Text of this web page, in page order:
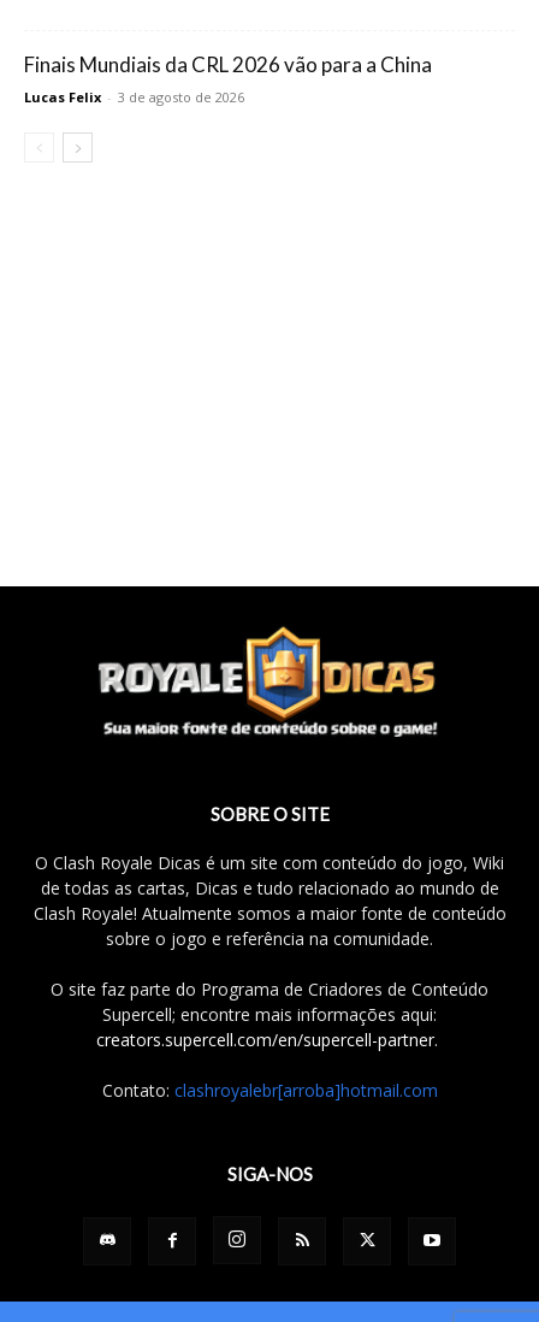
Finais Mundiais da CRL 2026 vão para a China
Lucas Felix - 3 de agosto de 2026
SOBRE O SITE
O Clash Royale Dicas é um site com conteúdo do jogo, Wiki
de todas as cartas, Dicas e tudo relacionado ao mundo de
Clash Royale! Atualmente somos a maior fonte de conteúdo
sobre o jogo e referência na comunidade.
O site faz parte do Programa de Criadores de Conteúdo
Supercell; encontre mais informações aqui:
creators.supercell.com/en/supercell-partner.
Contato: clashroyalebr[arroba]hotmail.com
SIGA-NOS